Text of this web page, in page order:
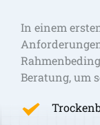
In einem
Beratung, um